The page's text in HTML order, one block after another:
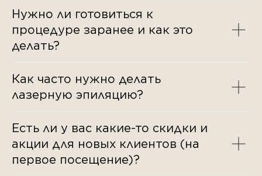
Нужно ли готовиться к
процедуре заранее и как это
делать?
Как часто нужно делать
лазерную эпиляцию?
Есть ли у вас какие-то скидки и
акции для новых клиентов (на
первое посещение)?